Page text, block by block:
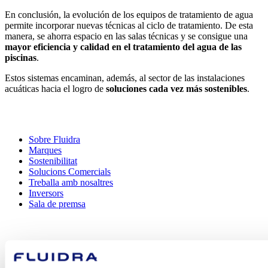
En conclusión, la evolución de los equipos de tratamiento de agua
permite incorporar nuevas técnicas al ciclo de tratamiento. De esta
manera, se ahorra espacio en las salas técnicas y se consigue una
mayor eficiencia y calidad en el tratamiento del agua de las
piscinas.
Estos sistemas encaminan, además, al sector de las instalaciones
acuáticas hacia el logro de soluciones cada vez más sostenibles.
Sobre Fluidra
Marques
Sostenibilitat
Solucions Comercials
Treballa amb nosaltres
Inversors
Sala de premsa